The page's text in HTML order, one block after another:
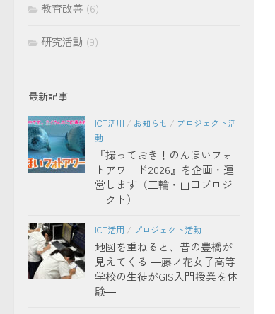
教育改善 (6)
研究活動 (9)
最新記事
ICT活用 / お知らせ / プロジェクト活
動
『撮っておき！のんほいフォ
トアワード2026』を企画・運
営します（三輪・山口プロジ
ェクト）
ICT活用 / プロジェクト活動
地図を重ねると、昔の豊橋が
見えてくる ―藤ノ花女子高等
学校の生徒がGIS入門授業を体
験―